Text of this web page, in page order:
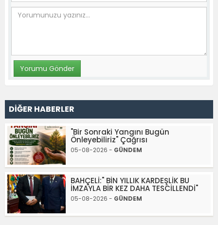
DİĞER HABERLER
"Bir Sonraki Yangını Bugün
Önleyebiliriz" Çağrısı
05-08-2026 - GÜNDEM
BAHÇELİ:" BİN YILLIK KARDEŞLİK BU
İMZAYLA BİR KEZ DAHA TESCİLLENDİ"
05-08-2026 - GÜNDEM